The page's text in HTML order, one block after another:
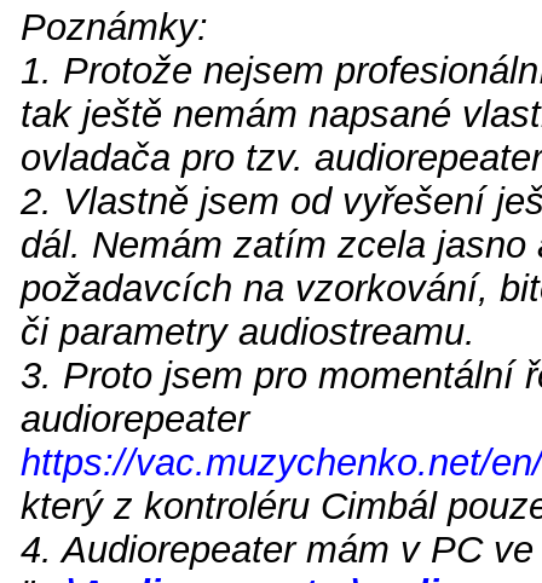
Poznámky:
1. Protože nejsem
tak ještě nemám napsané
ovladača pro tzv.
2. Vlastně jsem od vyřešení
dál. Nemám zatím zcela jasno
požadavcích na vzorkování,
či parametry audiostreamu.
3. Proto jsem pro momentální
audiorepeater
https://vac.muzychenko.net/
který z kontroléru Cimbál
4. Audiorepeater mám v PC